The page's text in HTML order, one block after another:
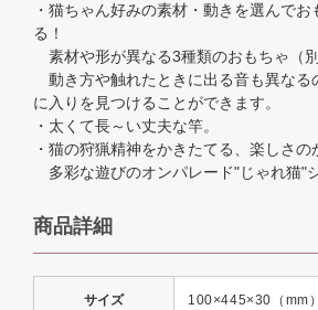
・猫ちゃん好みの素材・動きを選んでお
る！
素材や形が異なる3種類のおもちゃ（別
動き方や触れたときに出る音も異なる
に入りを見つけることができます。
・太くて長～い丈夫な竿。
・猫の狩猟精神をかきたてる、楽しさの
多彩な遊びのオンパレード"じゃれ猫"
商品詳細
サイズ 100×445×30（mm）